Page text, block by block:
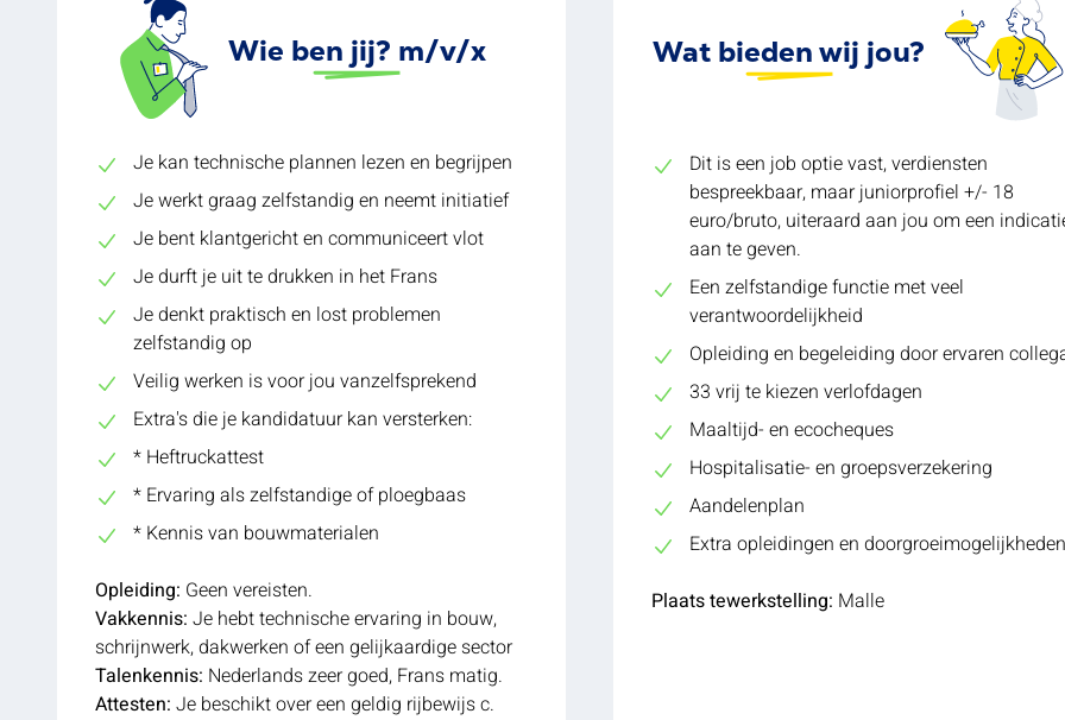
Wie ben jij? m/v/x
Je kan technische plannen lezen en begrijpen
Je werkt graag zelfstandig en neemt initiatief
Je bent klantgericht en communiceert vlot
Je durft je uit te drukken in het Frans
Je denkt praktisch en lost problemen
zelfstandig op
Veilig werken is voor jou vanzelfsprekend
Extra's die je kandidatuur kan versterken:
* Heftruckattest
* Ervaring als zelfstandige of ploegbaas
* Kennis van bouwmaterialen
Opleiding: Geen vereisten.
Vakkennis: Je hebt technische ervaring in bouw,
schrijnwerk, dakwerken of een gelijkaardige sector
Talenkennis: Nederlands zeer goed, Frans matig.
Attesten: Je beschikt over een geldig rijbewijs c.
Wat bieden wij jou?
Dit is een job optie vast, verdiensten
bespreekbaar, maar juniorprofiel +/- 18
euro/bruto, uiteraard aan jou om een
aan te geven.
Een zelfstandige functie met veel
verantwoordelijkheid
Opleiding en begeleiding door ervaren
33 vrij te kiezen verlofdagen
Maaltijd- en ecocheques
Hospitalisatie- en groepsverzekering
Aandelenplan
Extra opleidingen en doorgroeimogelijkheden
Plaats tewerkstelling: Malle